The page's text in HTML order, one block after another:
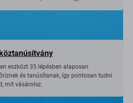
eszközt 35 lépésben alaposan
és tanúsítanak, így pontosan tudni
mit vásárolsz.